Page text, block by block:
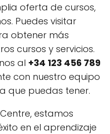
oferta de cursos,
Puedes visitar
obtener más
cursos y servicios.
al +34 123 456 789
con nuestro equipo
que puedas tener.
estamos
en el aprendizaje